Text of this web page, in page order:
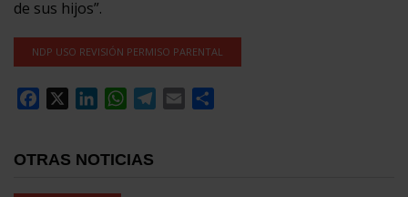
de sus hijos”.
NDP USO REVISIÓN PERMISO PARENTAL
Facebook LinkedInWhatsApp
Telegram
Email
OTRAS NOTICIAS